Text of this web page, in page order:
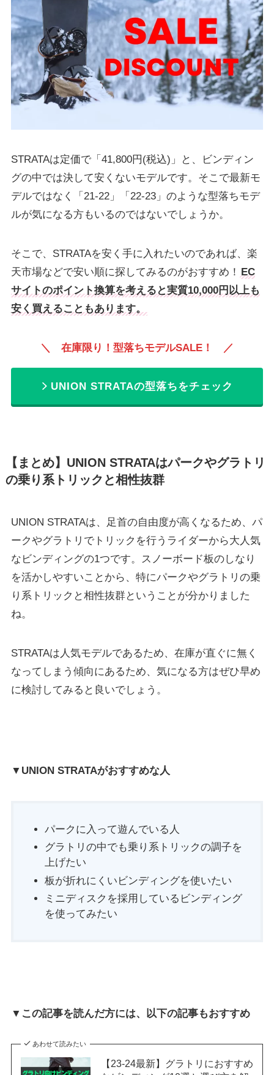
STRATAは定価で「41,800円(税込)」と、ビンディン
グの中では決して安くないモデルです。そこで最新モ
デルではなく「21-22」「22-23」のような型落ちモデ
ルが気になる方もいるのではないでしょうか。
そこで、STRATAを安く手に入れたいのであれば、楽
天市場などで安い順に探してみるのがおすすめ！
EC
サイトのポイント換算を考えると実質10,000円以上も
安く買えることもあります。
＼ 在庫限り！型落ちモデルSALE！ ／
UNION STRATAの型落ちをチェック
【まとめ】UNION STRATAはパークやグラトリ
の乗り系トリックと相性抜群
UNION STRATAは、足首の自由度が高くなるため、パ
ークやグラトリでトリックを行うライダーから大人気
なビンディングの1つです。スノーボード板のしなり
を活かしやすいことから、特にパークやグラトリの乗
り系トリックと相性抜群ということが分かりました
ね。
STRATAは人気モデルであるため、在庫が直ぐに無く
なってしまう傾向にあるため、気になる方はぜひ早め
に検討してみると良いでしょう。
▼UNION STRATAがおすすめな人
パークに入って遊んでいる人
グラトリの中でも乗り系トリックの調子を
上げたい
板が折れにくいビンディングを使いたい
ミニディスクを採用しているビンディング
を使ってみたい
▼この記事を読んだ方には、以下の記事もおすすめ
あわせて読みたい
【23-24最新】グラトリにおすすめ